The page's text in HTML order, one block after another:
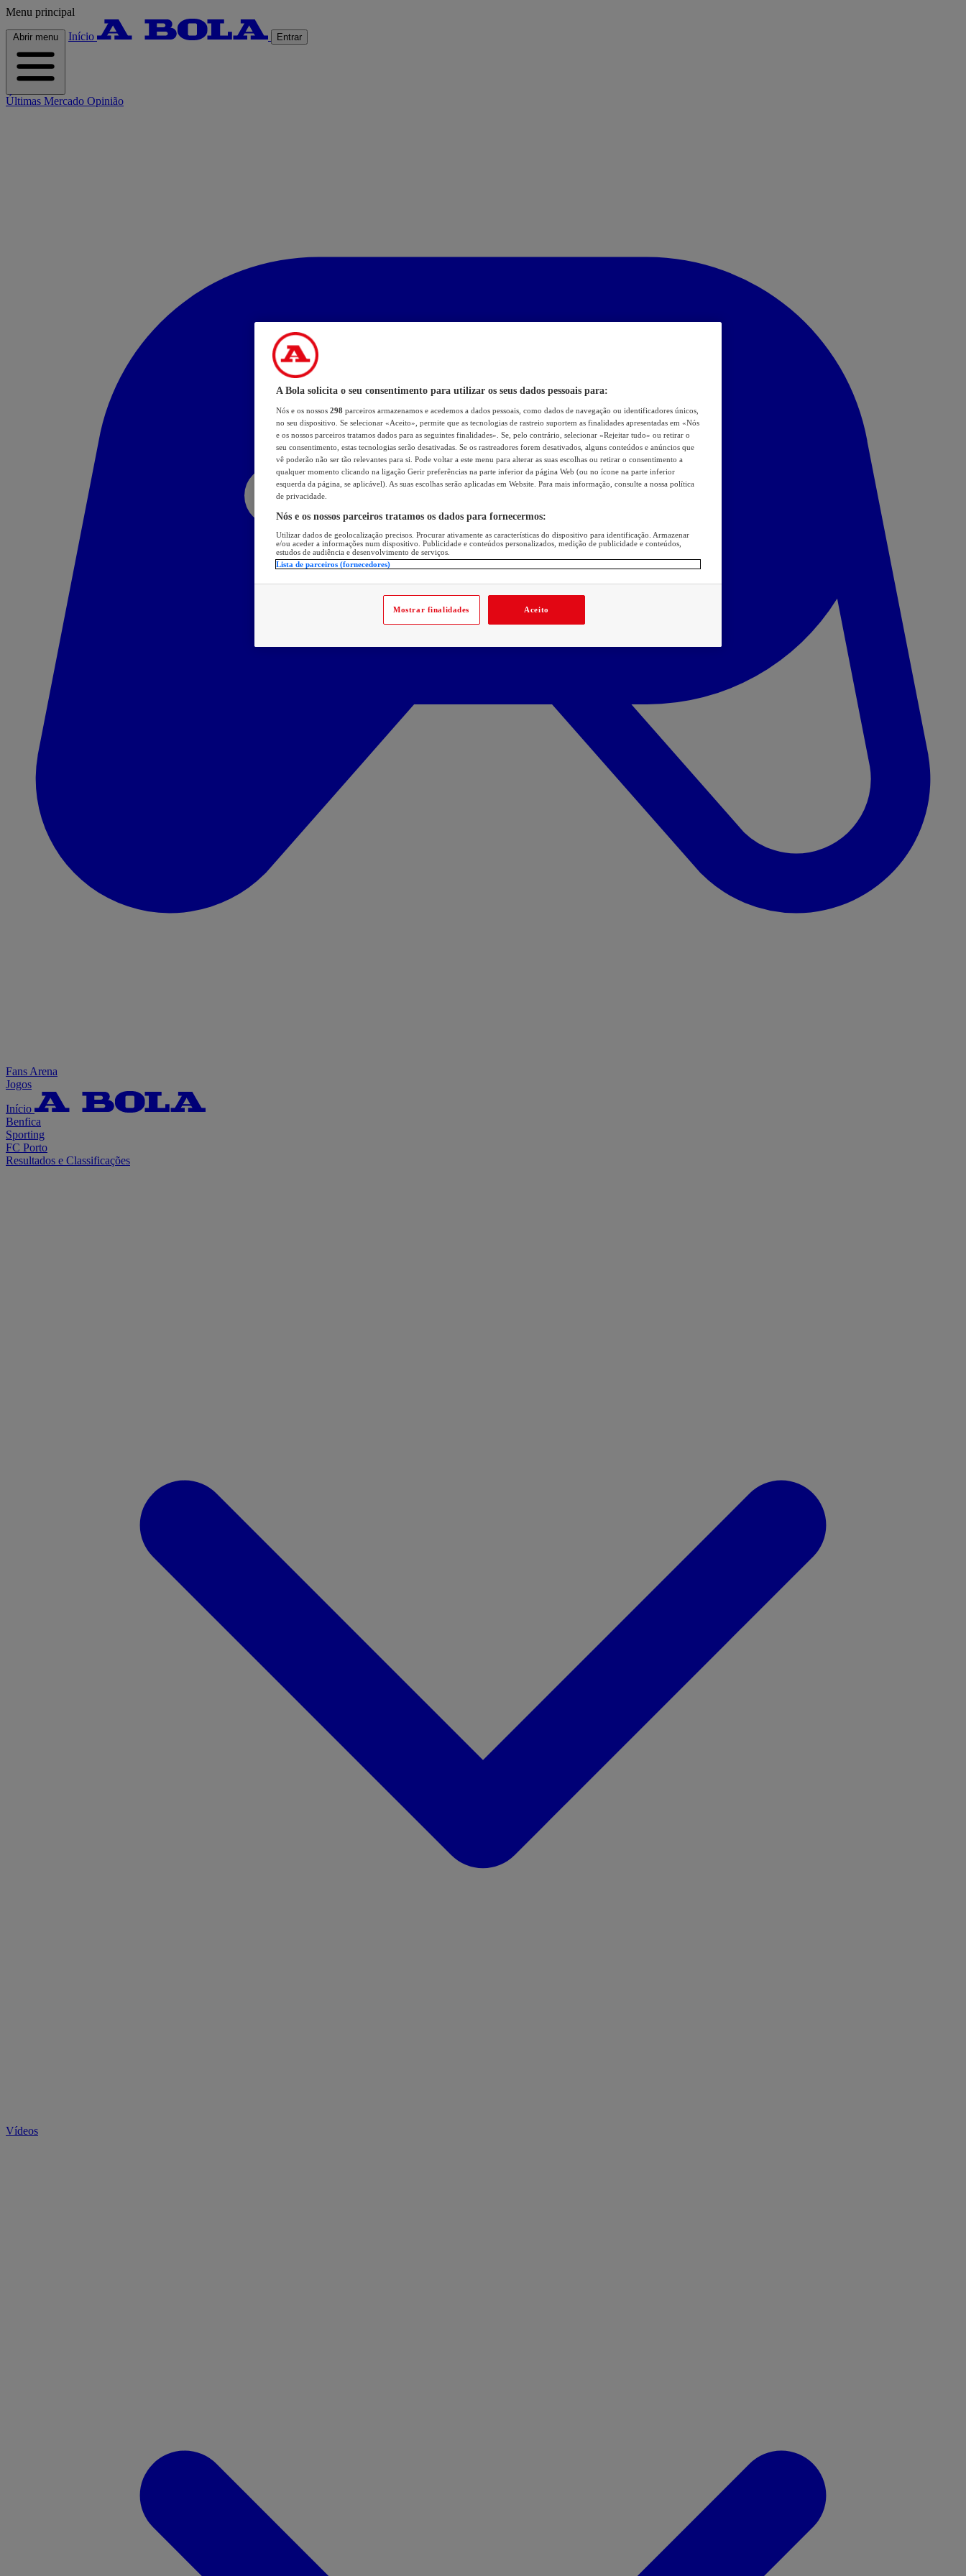
Menu principal
Abrir menu Início Entrar
Últimas Mercado Opinião
Fans Arena
Jogos
Início
Benfica
Sporting
FC Porto
Resultados e Classificações
Vídeos
A Bola solicita o seu consentimento para utilizar os seus dados pessoais para:
Nós e os nossos 298 parceiros armazenamos e acedemos a dados pessoais, como dados de navegação ou identificadores únicos,
no seu dispositivo. Se selecionar «Aceito», permite que as tecnologias de rastreio suportem as finalidades apresentadas em «Nós
e os nossos parceiros tratamos dados para as seguintes finalidades». Se, pelo contrário, selecionar «Rejeitar tudo» ou retirar o
seu consentimento, estas tecnologias serão desativadas. Se os rastreadores forem desativados, alguns conteúdos e anúncios que
vê poderão não ser tão relevantes para si. Pode voltar a este menu para alterar as suas escolhas ou retirar o consentimento a
qualquer momento clicando na ligação Gerir preferências na parte inferior da página Web (ou no ícone na parte inferior
esquerda da página, se aplicável). As suas escolhas serão aplicadas em Website. Para mais informação, consulte a nossa política
de privacidade.
Nós e os nossos parceiros tratamos os dados para fornecermos:
Utilizar dados de geolocalização precisos. Procurar ativamente as características do dispositivo para identificação. Armazenar
e/ou aceder a informações num dispositivo. Publicidade e conteúdos personalizados, medição de publicidade e conteúdos,
estudos de audiência e desenvolvimento de serviços.
Lista de parceiros (fornecedores)
Mostrar finalidades Aceito